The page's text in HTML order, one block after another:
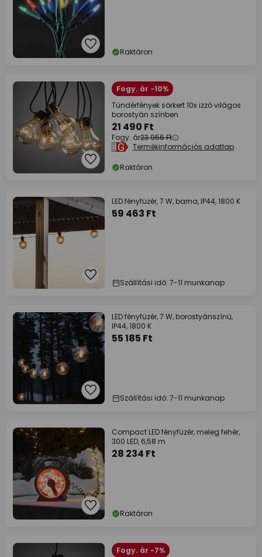
Raktáron
Fogy. ár -10%
Tündérfények sörkert 10x izzó világos
borostyán színben
21 490 Ft
Fogy. ár23 956 Ft
Termékinformációs adatlap
Raktáron
LED fényfüzér, 7 W, barna, IP44, 1800 K
59 463 Ft
Szállítási idő: 7-11 munkanap
LED fényfüzér, 7 W, borostyánszínű,
IP44, 1800 K
55 185 Ft
Szállítási idő: 7-11 munkanap
Compact LED fényfüzér, meleg fehér,
300 LED, 6,58 m
28 234 Ft
Raktáron
Fogy. ár -7%